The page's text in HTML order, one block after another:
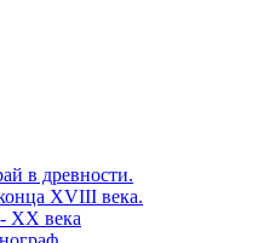
в древности.
XVIII века.
XX века